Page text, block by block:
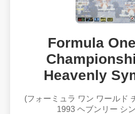
Formula
Heavenly
(フォーミュラ ワン ワールド
1993 ヘブンリー シ